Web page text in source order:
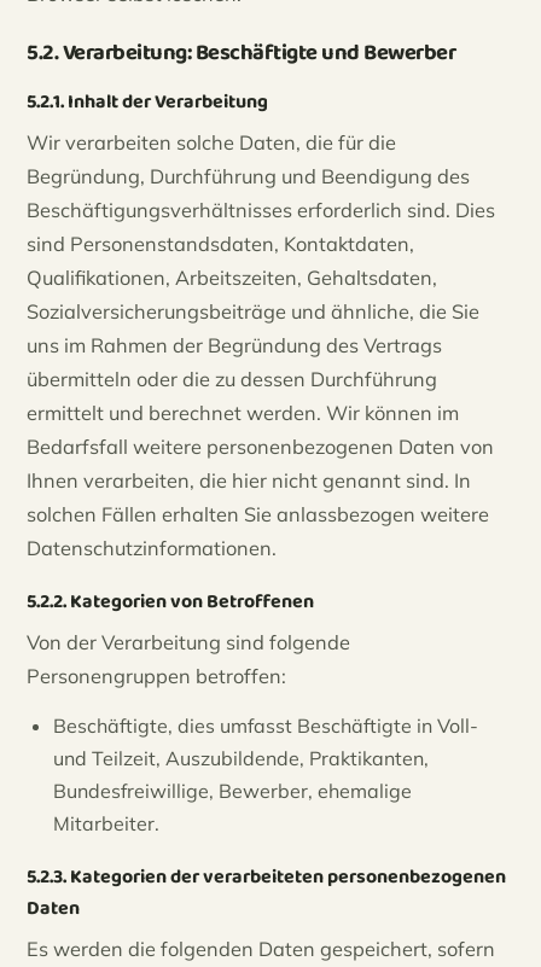
5.2. Verarbeitung: Beschäftigte und Bewerber
5.2.1. Inhalt der Verarbeitung
Wir verarbeiten solche Daten, die für die
Begründung, Durchführung und Beendigung des
Beschäftigungsverhältnisses erforderlich sind. Dies
sind Personenstandsdaten, Kontaktdaten,
Qualifikationen, Arbeitszeiten, Gehaltsdaten,
Sozialversicherungsbeiträge und ähnliche, die Sie
uns im Rahmen der Begründung des Vertrags
übermitteln oder die zu dessen Durchführung
ermittelt und berechnet werden. Wir können im
Bedarfsfall weitere personenbezogenen Daten von
Ihnen verarbeiten, die hier nicht genannt sind. In
solchen Fällen erhalten Sie anlassbezogen weitere
Datenschutzinformationen.
5.2.2. Kategorien von Betroffenen
Von der Verarbeitung sind folgende
Personengruppen betroffen:
Beschäftigte, dies umfasst Beschäftigte in Voll-
und Teilzeit, Auszubildende, Praktikanten,
Bundesfreiwillige, Bewerber, ehemalige
Mitarbeiter.
5.2.3. Kategorien der verarbeiteten personenbezogenen
Daten
Es werden die folgenden Daten gespeichert, sofern